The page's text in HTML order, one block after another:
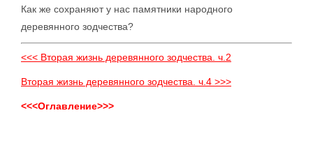
Как же сохраняют у нас памятники народного
деревянного зодчества?
<<< Вторая жизнь деревянного зодчества. ч.2
Вторая жизнь деревянного зодчества. ч.4 >>>
<<<Оглавление>>>